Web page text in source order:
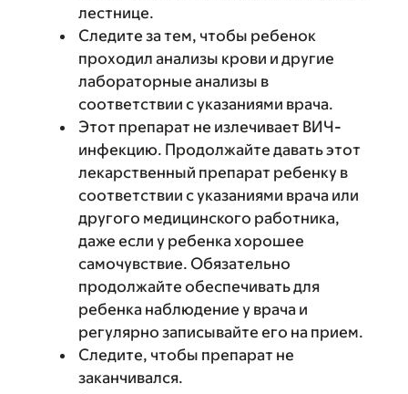
лестнице.
Следите за тем, чтобы ребенок
проходил анализы крови и другие
лабораторные анализы в
соответствии с указаниями врача.
Этот препарат не излечивает ВИЧ-
инфекцию. Продолжайте давать этот
лекарственный препарат ребенку в
соответствии с указаниями врача или
другого медицинского работника,
даже если у ребенка хорошее
самочувствие. Обязательно
продолжайте обеспечивать для
ребенка наблюдение у врача и
регулярно записывайте его на прием.
Следите, чтобы препарат не
заканчивался.